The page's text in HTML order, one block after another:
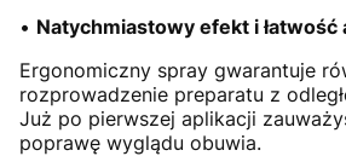
• Natychmiastowy efekt i łatwość
Ergonomiczny spray gwarantuje
rozprowadzenie preparatu z
Już po pierwszej aplikacji
poprawę wyglądu obuwia.